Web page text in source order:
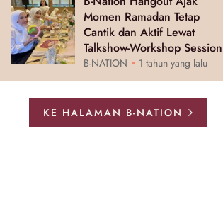
Momen Ramadan Tetap
Cantik dan Aktif Lewat
Talkshow-Workshop Session
B-NATION 1 tahun yang lalu
KE HALAMAN B-NATION